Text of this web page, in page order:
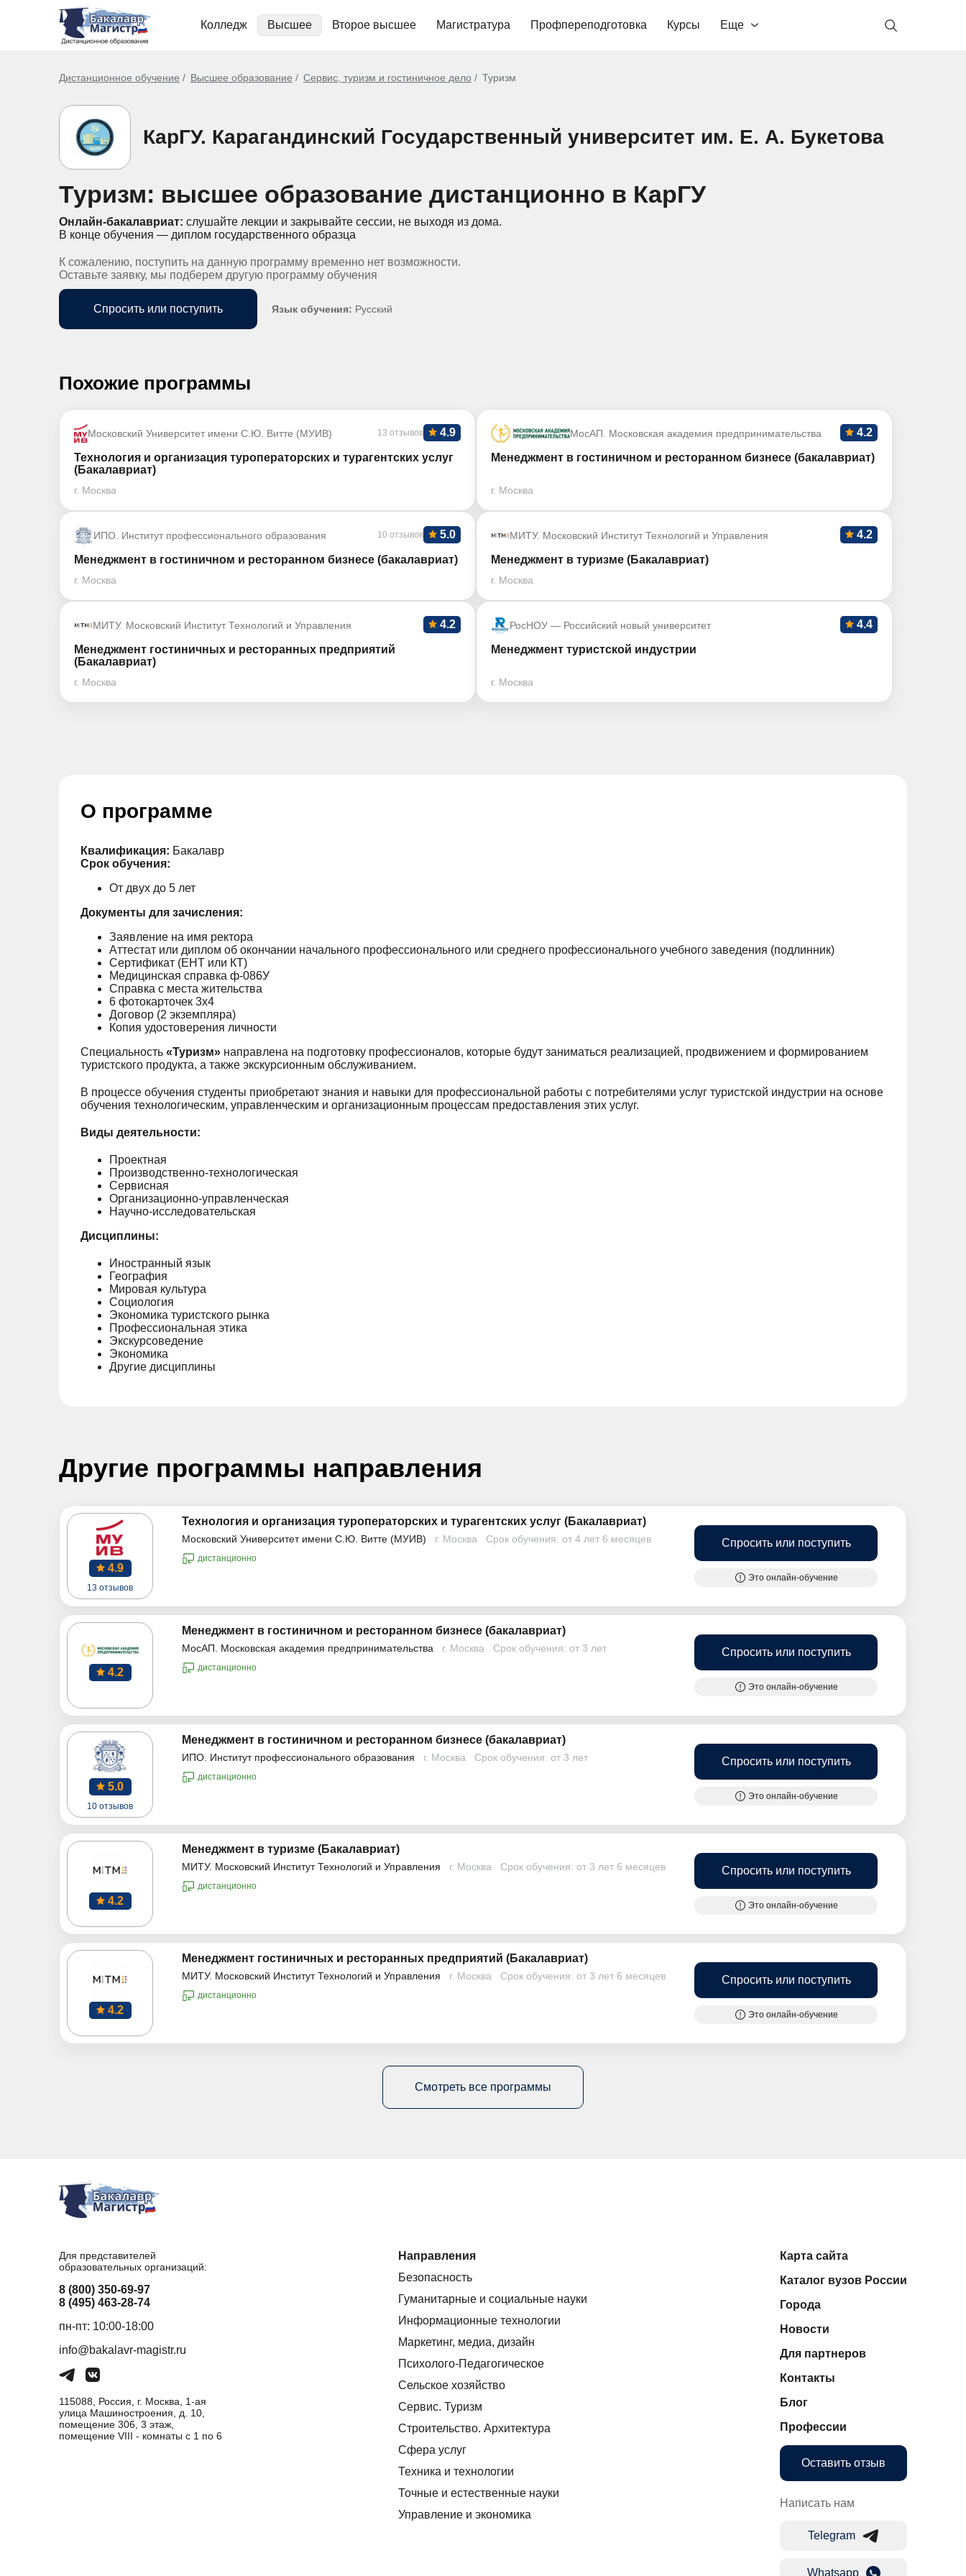
Колледж Высшее Второе высшее Магистратура Профпереподготовка Курсы Еще
Дистанционное обучение Высшее образование Сервис, туризм и гостиничное дело Туризм
КарГУ. Карагандинский Государственный университет им. Е. А. Букетова
Туризм: высшее образование дистанционно в КарГУ
Онлайн-бакалавриат: слушайте лекции и закрывайте сессии, не выходя из дома.
В конце обучения — диплом государственного образца
К сожалению, поступить на данную программу временно нет возможности.
Оставьте заявку, мы подберем другую программу обучения
Спросить или поступить Язык обучения: Русский
Похожие программы
Московский Университет имени С.Ю. Витте (МУИВ) 13 отзывов 4.9
Технология и организация туроператорских и турагентских услуг
(Бакалавриат)
г. Москва
МосАП. Московская академия предпринимательства 4.2
Менеджмент в гостиничном и ресторанном бизнесе (бакалавриат)
г. Москва
ИПО. Институт профессионального образования 10 отзывов 5.0
Менеджмент в гостиничном и ресторанном бизнесе (бакалавриат)
г. Москва
МИТУ. Московский Институт Технологий и Управления 4.2
Менеджмент в туризме (Бакалавриат)
г. Москва
МИТУ. Московский Институт Технологий и Управления 4.2
Менеджмент гостиничных и ресторанных предприятий
(Бакалавриат)
г. Москва
РосНОУ — Российский новый университет 4.4
Менеджмент туристской индустрии
г. Москва
О программе
Квалификация: Бакалавр
Срок обучения:
От двух до 5 лет
Документы для зачисления:
Заявление на имя ректора
Аттестат или диплом об окончании начального профессионального или среднего профессионального учебного заведения (подлинник)
Сертификат (ЕНТ или КТ)
Медицинская справка ф-086У
Справка с места жительства
6 фотокарточек 3х4
Договор (2 экземпляра)
Копия удостоверения личности
Специальность «Туризм» направлена на подготовку профессионалов, которые будут заниматься реализацией, продвижением и формированием
туристского продукта, а также экскурсионным обслуживанием.
В процессе обучения студенты приобретают знания и навыки для профессиональной работы с потребителями услуг туристской индустрии на основе
обучения технологическим, управленческим и организационным процессам предоставления этих услуг.
Виды деятельности:
Проектная
Производственно-технологическая
Сервисная
Организационно-управленческая
Научно-исследовательская
Дисциплины:
Иностранный язык
География
Мировая культура
Социология
Экономика туристского рынка
Профессиональная этика
Экскурсоведение
Экономика
Другие дисциплины
Другие программы направления
4.9
13 отзывов
Технология и организация туроператорских и турагентских услуг (Бакалавриат)
Московский Университет имени С.Ю. Витте (МУИВ) г. Москва Срок обучения: от 4 лет 6 месяцев
дистанционно
Спросить или поступить
Это онлайн-обучение
4.2
Менеджмент в гостиничном и ресторанном бизнесе (бакалавриат)
МосАП. Московская академия предпринимательства г. Москва Срок обучения: от 3 лет
дистанционно
Спросить или поступить
Это онлайн-обучение
5.0
10 отзывов
Менеджмент в гостиничном и ресторанном бизнесе (бакалавриат)
ИПО. Институт профессионального образования г. Москва Срок обучения: от 3 лет
дистанционно
Спросить или поступить
Это онлайн-обучение
4.2
Менеджмент в туризме (Бакалавриат)
МИТУ. Московский Институт Технологий и Управления г. Москва Срок обучения: от 3 лет 6 месяцев
дистанционно
Спросить или поступить
Это онлайн-обучение
4.2
Менеджмент гостиничных и ресторанных предприятий (Бакалавриат)
МИТУ. Московский Институт Технологий и Управления г. Москва Срок обучения: от 3 лет 6 месяцев
дистанционно
Спросить или поступить
Это онлайн-обучение
Смотреть все программы
Для представителей
образовательных организаций:
8 (800) 350-69-97
8 (495) 463-28-74
пн-пт: 10:00-18:00
info@bakalavr-magistr.ru
115088, Россия, г. Москва, 1-ая
улица Машиностроения, д. 10,
помещение 306, 3 этаж,
помещение VIII - комнаты с 1 по 6
Направления
Безопасность
Гуманитарные и социальные науки
Информационные технологии
Маркетинг, медиа, дизайн
Психолого-Педагогическое
Сельское хозяйство
Сервис. Туризм
Строительство. Архитектура
Сфера услуг
Техника и технологии
Точные и естественные науки
Управление и экономика
Карта сайта
Каталог вузов России
Города
Новости
Для партнеров
Контакты
Блог
Профессии
Оставить отзыв
Написать нам
Telegram
Whatsapp